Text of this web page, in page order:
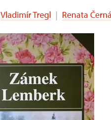
Vladimír Tregl | Renata Černá